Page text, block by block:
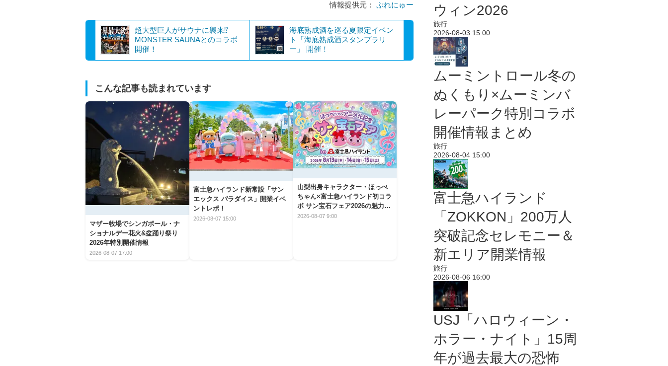
情報提供元： ぷれにゅー
超大型巨人がサウナに襲来⁉
MONSTER SAUNAとのコラボ
開催！
海底熟成酒を巡る夏限定イベン
ト「海底熟成酒スタンプラリ
ー」 開催！
こんな記事も読まれています
マザー牧場でシンガポール・ナ
ショナルデー花火&盆踊り祭り
2026年特別開催情報
2026-08-07 17:00
富士急ハイランド新常設「サン
エックス パラダイス」開業イベ
ントレポ！
2026-08-07 15:00
山梨出身キャラクター・ほっぺ
ちゃん×富士急ハイランド初コラ
ボ サン宝石フェア2026の魅力と
楽しみ方
2026-08-07 9:00
ウィン2026
旅行
2026-08-03 15:00
ムーミントロール冬の
ぬくもり×ムーミンバ
レーパーク特別コラボ
開催情報まとめ
旅行
2026-08-04 15:00
富士急ハイランド
「ZOKKON」200万人
突破記念セレモニー＆
新エリア開業情報
旅行
2026-08-06 16:00
USJ「ハロウィーン・
ホラー・ナイト」15周
年が過去最大の恐怖